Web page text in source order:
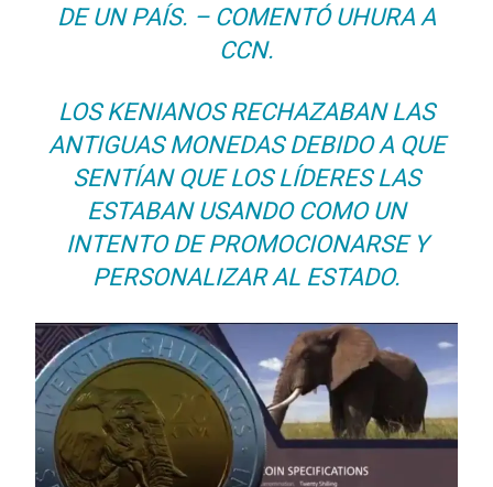
DE UN PAÍS. – COMENTÓ UHURA A
CCN.
LOS KENIANOS RECHAZABAN LAS
ANTIGUAS MONEDAS DEBIDO A QUE
SENTÍAN QUE LOS LÍDERES LAS
ESTABAN USANDO COMO UN
INTENTO DE PROMOCIONARSE Y
PERSONALIZAR AL ESTADO.